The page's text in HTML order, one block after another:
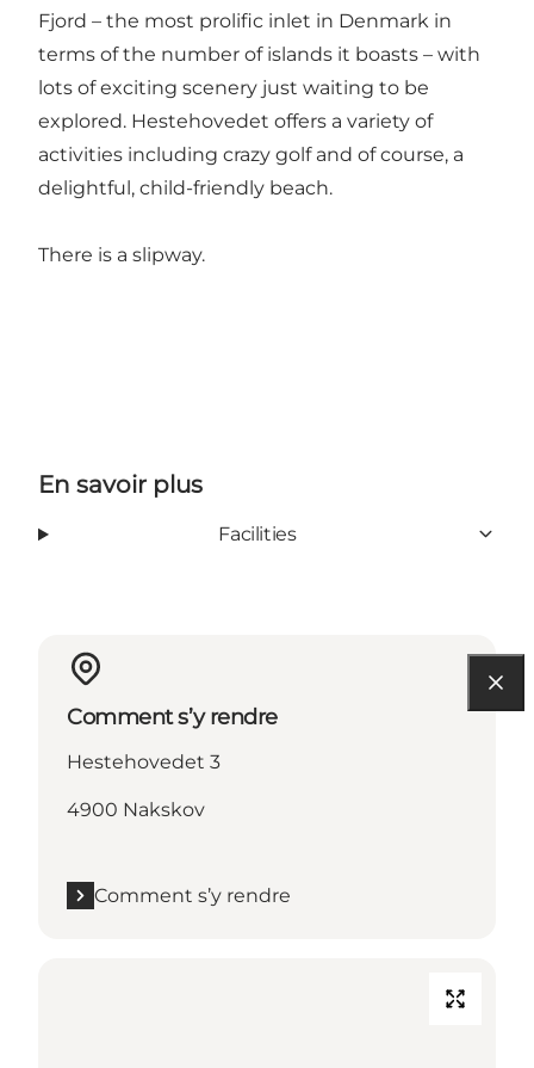
Fjord – the most prolific inlet in Denmark in
terms of the number of islands it boasts – with
lots of exciting scenery just waiting to be
explored. Hestehovedet offers a variety of
activities including crazy golf and of course, a
delightful, child-friendly beach.
There is a slipway.
En savoir plus
Facilities
Comment s’y rendre
Hestehovedet 3
4900 Nakskov
Comment s’y rendre